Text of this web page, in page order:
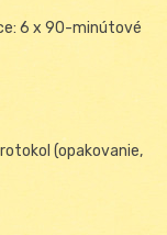
6 x 90-minútové
(opakovanie,